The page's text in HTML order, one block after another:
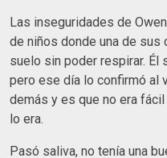
Las inseguridades de
de niños donde una de sus
suelo sin poder respirar. Él
pero ese día lo confirmó al
demás y es que no era
lo era.
Pasó saliva, no tenía una